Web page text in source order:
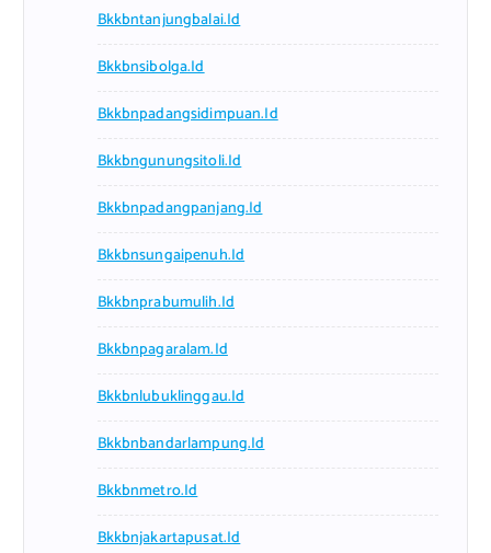
Bkkbntanjungbalai.id
Bkkbnsibolga.id
Bkkbnpadangsidimpuan.id
Bkkbngunungsitoli.id
Bkkbnpadangpanjang.id
Bkkbnsungaipenuh.id
Bkkbnprabumulih.id
Bkkbnpagaralam.id
Bkkbnlubuklinggau.id
Bkkbnbandarlampung.id
Bkkbnmetro.id
Bkkbnjakartapusat.id